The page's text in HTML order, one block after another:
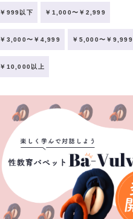
￥999以下 ￥1,000〜￥2,999
￥3,000〜￥4,999 ￥5,000〜￥9,999
￥10,000以上